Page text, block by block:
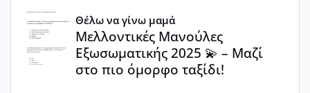
Μελλοντικές Μανούλες Εξωσωματικής 2025 💫 – Μαζί
Θέλω να γίνω μαμά
Μελλοντικές Μανούλες
Εξωσωματικής 2025 💫 – Μαζί
στο πιο όμορφο ταξίδι!